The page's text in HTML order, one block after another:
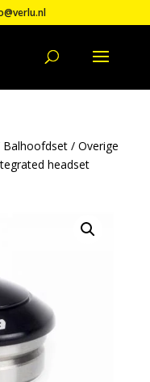
Balhoofdset/ Overige
headset